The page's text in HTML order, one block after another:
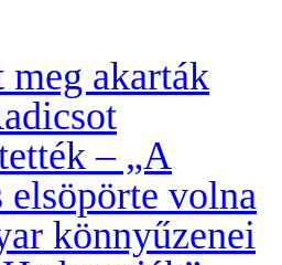
meg akarták
– „A
elsöpörte volna
könnyűzenei